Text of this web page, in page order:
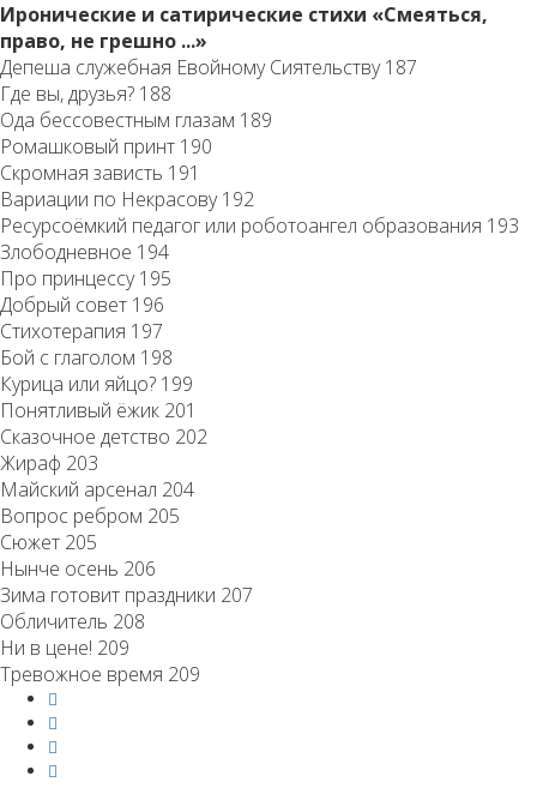
Иронические и сатирические стихи «Смеяться,
право, не грешно ...»
Депеша служебная Евойному Сиятельству 187
Где вы, друзья? 188
Ода бессовестным глазам 189
Ромашковый принт 190
Скромная зависть 191
Вариации по Некрасову 192
Ресурсоёмкий педагог или роботоангел образования 193
Злободневное 194
Про принцессу 195
Добрый совет 196
Cтихотерапия 197
Бой с глаголом 198
Курица или яйцо? 199
Понятливый ёжик 201
Сказочное детство 202
Жираф 203
Майский арсенал 204
Вопрос ребром 205
Сюжет 205
Нынче осень 206
Зима готовит праздники 207
Обличитель 208
Ни в цене! 209
Тревожное время 209